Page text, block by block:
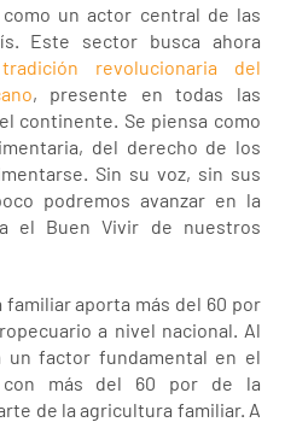
un actor central de las
Este sector busca ahora
tradición revolucionaria del
, presente en todas las
continente. Se piensa como
del derecho de los
Sin su voz, sin sus
podremos avanzar en la
el Buen Vivir de nuestros
aporta más del 60 por
a nivel nacional. Al
un factor fundamental en el
con más del 60 por de la
de la agricultura familiar. A